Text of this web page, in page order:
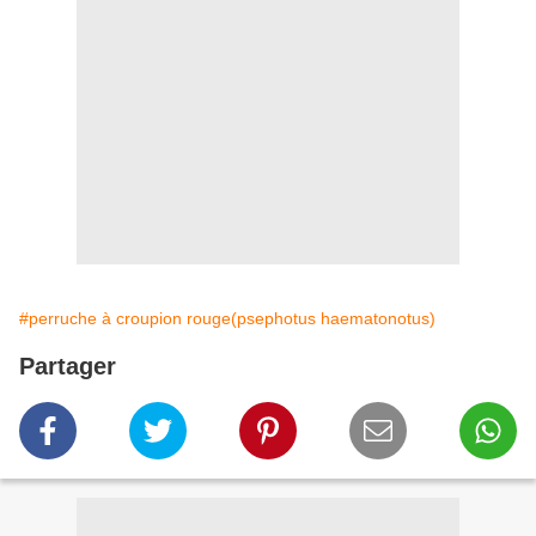
#perruche à croupion rouge(psephotus haematonotus)
Partager